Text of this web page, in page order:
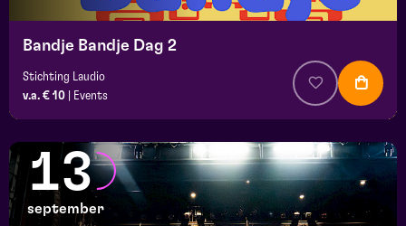
Bandje Bandje Dag 2
Stichting Laudio
v.a. € 10
Events
13
september